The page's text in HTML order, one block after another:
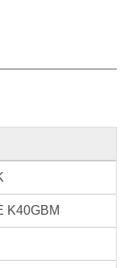
K40GBM